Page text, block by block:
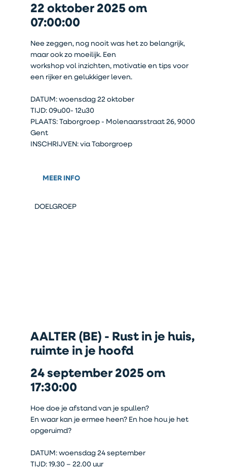
22 oktober 2025 om
07:00:00
Nee zeggen, nog nooit was het zo belangrijk,
maar ook zo moeilijk. Een
workshop vol inzichten, motivatie en tips voor
een rijker en gelukkiger leven.
DATUM: woensdag 22 oktober
TIJD: 09u00- 12u30
PLAATS: Taborgroep - Molenaarsstraat 26, 9000
Gent
INSCHRIJVEN: via Taborgroep
MEER INFO
DOELGROEP
AALTER (BE) - Rust in je huis,
ruimte in je hoofd
24 september 2025 om
17:30:00
Hoe doe je afstand van je spullen?
En waar kan je ermee heen? En hoe hou je het
opgeruimd?
DATUM: woensdag 24 september
TIJD: 19.30 – 22.00 uur